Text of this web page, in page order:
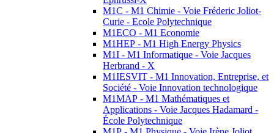
M1C - M1 Chimie - Voie Fréderic Joliot-
Curie - Ecole Polytechnique
M1ECO - M1 Economie
M1HEP - M1 High Energy Physics
M1I - M1 Informatique - Voie Jacques
Herbrand - X
M1IESVIT - M1 Innovation, Entreprise, et
Société - Voie Innovation technologique
M1MAP - M1 Mathématiques et
Applications - Voie Jacques Hadamard -
École Polytechnique